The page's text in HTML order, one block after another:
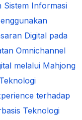
Sistem Informasi
Digital pada
Omnichannel
melalui Mahjong
terhadap
Teknologi